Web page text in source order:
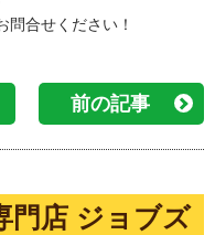
問合せください！
前の記事
門店 ジョブズ